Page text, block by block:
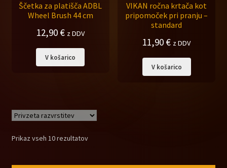
Ščetka za platišča ADBL
Wheel Brush 44 cm
12,90 € z DDV
V košarico
VIKAN ročna krtača kot
pripomoček pri pranju –
standard
11,90 € z DDV
V košarico
Prikaz vseh 10 rezultatov